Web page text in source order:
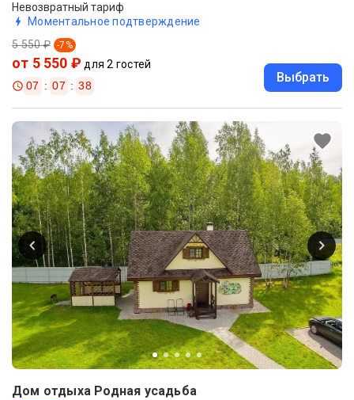
Невозвратный тариф
Моментальное подтверждение
5 550 ₽ -7 %
от 5 550 ₽ для 2 гостей
07 : 07 : 38
Выбрать
Дом отдыха Родная усадьба